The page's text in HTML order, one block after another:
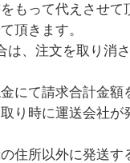
もって代えさせて
頂きます。
は、注文を取り消
にて請求合計金
り時に運送会社
住所以外に発送